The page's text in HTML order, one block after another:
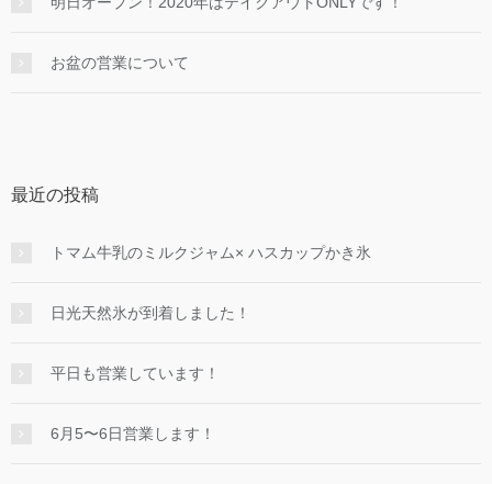
お盆の営業について
最近の投稿
トマム牛乳のミルクジャム× ハスカップかき氷
日光天然氷が到着しました！
平日も営業しています！
6月5〜6日営業します！